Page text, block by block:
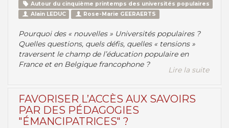
Autour du cinquième printemps des universités populaires
Alain LEDUC
Rose-Marie GEERAERTS
Pourquoi des « nouvelles » Universités populaires ?
Quelles questions, quels défis, quelles « tensions »
traversent le champ de l’éducation populaire en
France et en Belgique francophone ?
Lire la suite
FAVORISER L’ACCÈS AUX SAVOIRS
PAR DES PÉDAGOGIES
"ÉMANCIPATRICES" ?